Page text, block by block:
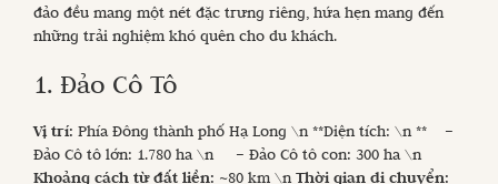
đảo đều mang một nét đặc trưng riêng, hứa hẹn mang đến
những trải nghiệm khó quên cho du khách.
1. Đảo Cô Tô
Vị trí: Phía Đông thành phố Hạ Long \n **Diện tích: \n ** –
Đảo Cô tô lớn: 1.780 ha \n – Đảo Cô tô con: 300 ha \n
Khoảng cách từ đất liền: ~80 km \nThời gian di chuyển: